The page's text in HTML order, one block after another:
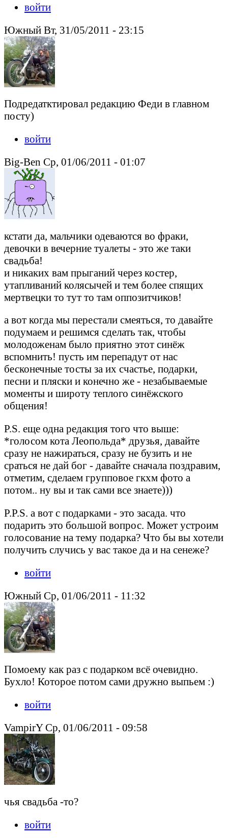
войти
Южный Вт, 31/05/2011 - 23:15
Подредатктировал редакцию Феди в главном
посту)
войти
Big-Ben Ср, 01/06/2011 - 01:07
кстати да, мальчики одеваются во фраки,
девочки в вечерние туалеты - это же таки
свадьба!
и никаких вам прыганий через костер,
утапливаний колясычей и тем более спящих
мертвецки то тут то там оппозитчиков!
а вот когда мы перестали смеяться, то давайте
подумаем и решимся сделать так, чтобы
молодоженам было приятно этот синёж
вспомнить! пусть им перепадут от нас
бесконечные тосты за их счастье, подарки,
песни и пляски и конечно же - незабываемые
моменты и широту теплого синёжского
общения!
P.S. еще одна редакция того что выше:
*голосом кота Леопольда* друзья, давайте
сразу не нажираться, сразу не бузить и не
сраться не дай бог - давайте сначала поздравим,
отметим, сделаем групповое гкхм фото а
потом.. ну вы и так сами все знаете)))
P.P.S. а вот с подарками - это засада. что
подарить это большой вопрос. Может устроим
голосование на тему подарка? Что бы вы хотели
получить случись у вас такое да и на сенеже?
войти
Южный Ср, 01/06/2011 - 11:32
Помоему как раз с подарком всё очевидно.
Бухло! Которое потом сами дружно выпьем :)
войти
VampirY Ср, 01/06/2011 - 09:58
чья свадьба -то?
войти